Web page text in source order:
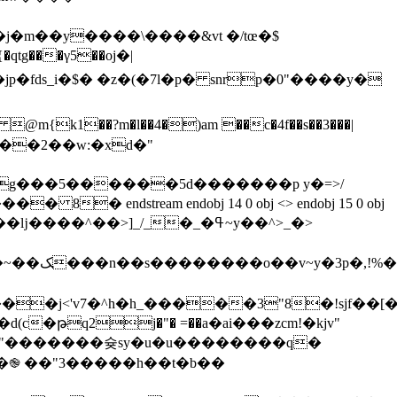
y�=>/
8� endstream endobj 14 0 obj <> endobj 15 0 obj
�թq2j�"� =��а�аi���zcm!�kjv"
��"3�����h��t�b��